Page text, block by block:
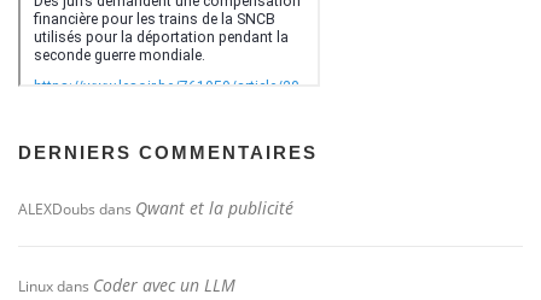
DERNIERS COMMENTAIRES
ALEXDoubs dans Qwant et la publicité
Linuxdans Coder avec un LLM